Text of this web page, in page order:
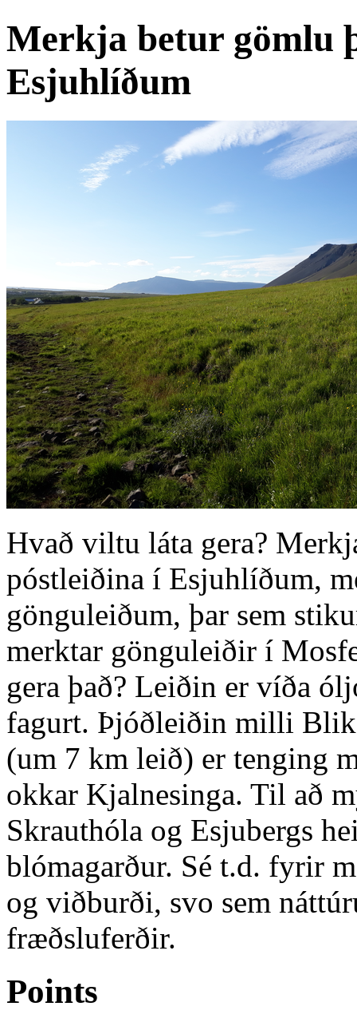
Merkja betur gömlu
Esjuhlíðum
Hvað viltu láta gera?
póstleiðina í Esjuhlíðum,
gönguleiðum, þar sem
merktar gönguleiðir í
gera það? Leiðin er víða
fagurt. Þjóðleiðin milli
(um 7 km leið) er tenging
okkar Kjalnesinga. Til að
Skrauthóla og Esjubergs
blómagarður. Sé t.d. fyrir
og viðburði, svo sem
fræðsluferðir.
Points